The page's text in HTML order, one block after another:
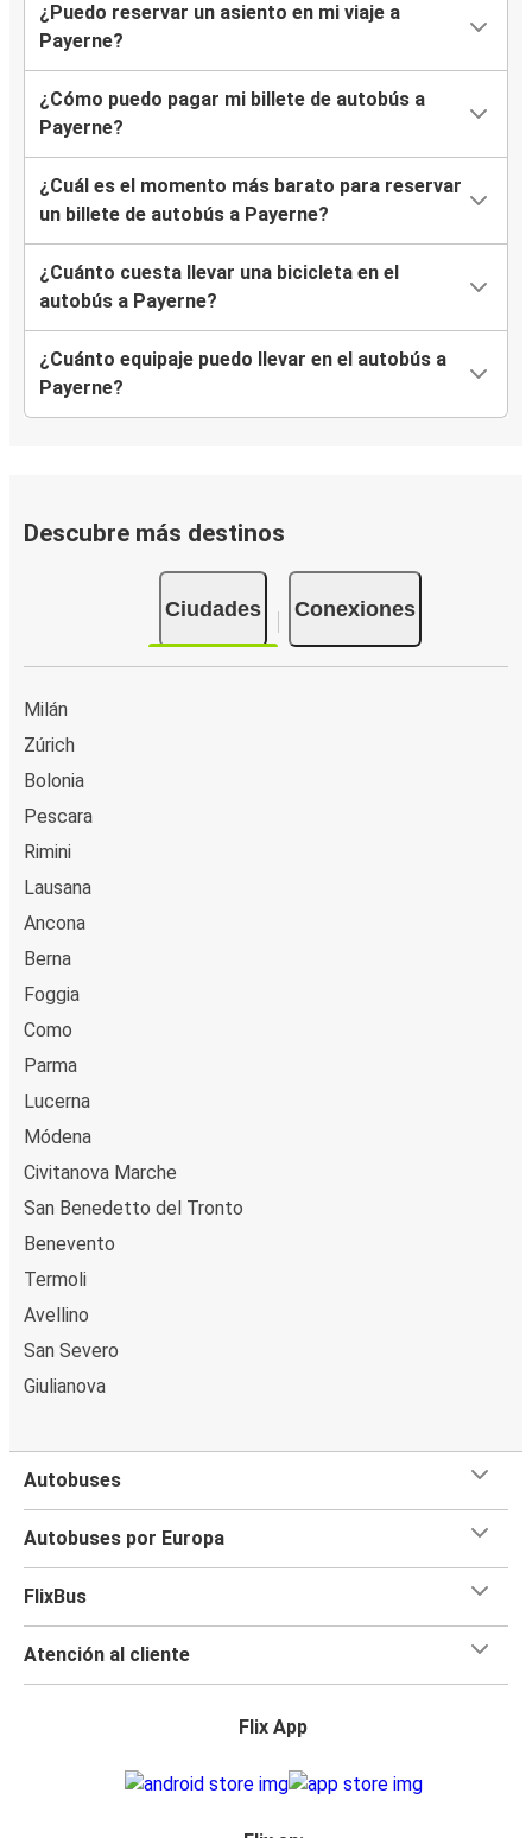
¿Puedo reservar un asiento en mi viaje a
Payerne?
¿Cómo puedo pagar mi billete de autobús a
Payerne?
¿Cuál es el momento más barato para reservar
un billete de autobús a Payerne?
¿Cuánto cuesta llevar una bicicleta en el
autobús a Payerne?
¿Cuánto equipaje puedo llevar en el autobús a
Payerne?
Descubre más destinos
Ciudades Conexiones
Milán
Zúrich
Bolonia
Pescara
Rimini
Lausana
Ancona
Berna
Foggia
Como
Parma
Lucerna
Módena
Civitanova Marche
San Benedetto del Tronto
Benevento
Termoli
Avellino
San Severo
Giulianova
Autobuses
Autobuses por Europa
FlixBus
Atención al cliente
Flix App